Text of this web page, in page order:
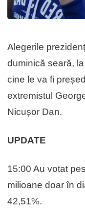
Alegerile
duminică seară,
cine le va fi
extremistul
Nicușor Dan.
UPDATE
15:00 Au votat
milioane doar în
42,51%.